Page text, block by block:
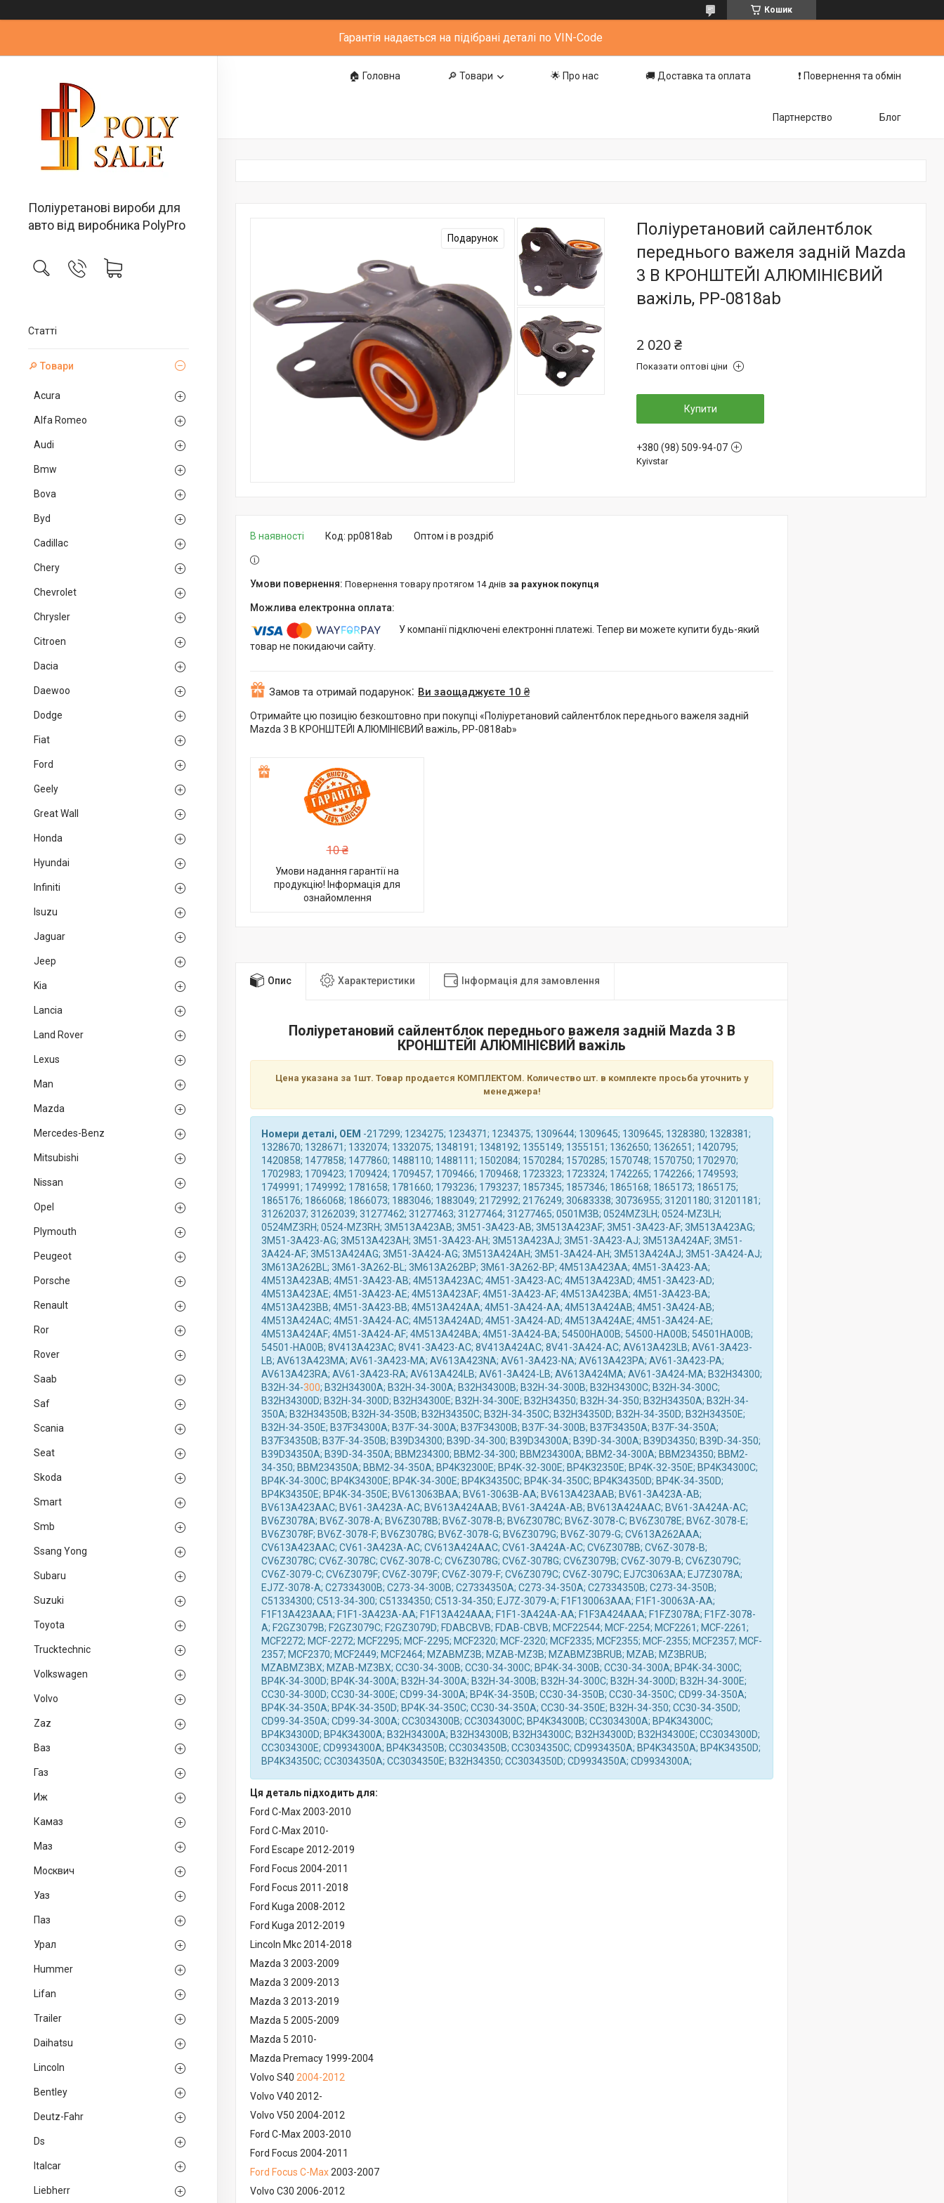
Кошик
Гарантія надається на підібрані деталі по VIN-Code
Поліуретанові вироби для
авто від виробника PolyPro
Статті
🔎 Товари
Acura
Alfa Romeo
Audi
Bmw
Bova
Byd
Cadillac
Chery
Chevrolet
Chrysler
Citroen
Dacia
Daewoo
Dodge
Fiat
Ford
Geely
Great Wall
Honda
Hyundai
Infiniti
Isuzu
Jaguar
Jeep
Kia
Lancia
Land Rover
Lexus
Man
Mazda
Mercedes-Benz
Mitsubishi
Nissan
Opel
Plymouth
Peugeot
Porsche
Renault
Ror
Rover
Saab
Saf
Scania
Seat
Skoda
Smart
Smb
Ssang Yong
Subaru
Suzuki
Toyota
Trucktechnic
Volkswagen
Volvo
Zaz
Ваз
Газ
Иж
Камаз
Маз
Москвич
Уаз
Паз
Урал
Hummer
Lifan
Trailer
Daihatsu
Lincoln
Bentley
Deutz-Fahr
Ds
Italcar
Liebherr
🏠 Головна 🔎 Товари 🌟 Про нас 🚚 Доставка та оплата ❗️ Повернення та обмін
Партнерство Блог
Подарунок
Поліуретановий сайлентблок
переднього важеля задній Mazda
3 В КРОНШТЕЙІ АЛЮМІНІЄВИЙ
важіль, PP-0818ab
2 020 ₴
Показати оптові ціни
Купити
+380 (98) 509-94-07
Kyivstar
В наявності Оптом і в роздріб
Код: pp0818ab
повернення товару протягом 14 днів за рахунок покупця
У компанії підключені електронні платежі. Тепер ви можете купити будь-який
товар не покидаючи сайту.
Замов та отримай подарунок Ви заощаджуєте 10 ₴
Отримайте цю позицію безкоштовно при покупці «Поліуретановий сайлентблок переднього важеля задній
Mazda 3 В КРОНШТЕЙІ АЛЮМІНІЄВИЙ важіль, PP-0818ab»
10 ₴
Умови надання гарантії на
продукцію! Інформація для
ознайомлення
Опис Характеристики Інформація для замовлення
Поліуретановий сайлентблок переднього важеля задній Mazda 3 В
КРОНШТЕЙІ АЛЮМІНІЄВИЙ важіль
Цена указана за 1шт. Товар продается КОМПЛЕКТОМ. Количество шт. в комплекте просьба уточнить у
менеджера!
Номери деталі, OEM -217299; 1234275; 1234371; 1234375; 1309644; 1309645; 1309645; 1328380; 1328381;
1328670; 1328671; 1332074; 1332075; 1348191; 1348192; 1355149; 1355151; 1362650; 1362651; 1420795;
1420858; 1477858; 1477860; 1488110; 1488111; 1502084; 1570284; 1570285; 1570748; 1570750; 1702970;
1702983; 1709423; 1709424; 1709457; 1709466; 1709468; 1723323; 1723324; 1742265; 1742266; 1749593;
1749991; 1749992; 1781658; 1781660; 1793236; 1793237; 1857345; 1857346; 1865168; 1865173; 1865175;
1865176; 1866068; 1866073; 1883046; 1883049; 2172992; 2176249; 30683338; 30736955; 31201180; 31201181;
31262037; 31262039; 31277462; 31277463; 31277464; 31277465; 0501M3B; 0524MZ3LH; 0524-MZ3LH;
0524MZ3RH; 0524-MZ3RH; 3M513A423AB; 3M51-3A423-AB; 3M513A423AF; 3M51-3A423-AF; 3M513A423AG;
3M51-3A423-AG; 3M513A423AH; 3M51-3A423-AH; 3M513A423AJ; 3M51-3A423-AJ; 3M513A424AF; 3M51-
3A424-AF; 3M513A424AG; 3M51-3A424-AG; 3M513A424AH; 3M51-3A424-AH; 3M513A424AJ; 3M51-3A424-AJ;
3M613A262BL; 3M61-3A262-BL; 3M613A262BP; 3M61-3A262-BP; 4M513A423AA; 4M51-3A423-AA;
4M513A423AB; 4M51-3A423-AB; 4M513A423AC; 4M51-3A423-AC; 4M513A423AD; 4M51-3A423-AD;
4M513A423AE; 4M51-3A423-AE; 4M513A423AF; 4M51-3A423-AF; 4M513A423BA; 4M51-3A423-BA;
4M513A423BB; 4M51-3A423-BB; 4M513A424AA; 4M51-3A424-AA; 4M513A424AB; 4M51-3A424-AB;
4M513A424AC; 4M51-3A424-AC; 4M513A424AD; 4M51-3A424-AD; 4M513A424AE; 4M51-3A424-AE;
4M513A424AF; 4M51-3A424-AF; 4M513A424BA; 4M51-3A424-BA; 54500HA00B; 54500-HA00B; 54501HA00B;
54501-HA00B; 8V413A423AC; 8V41-3A423-AC; 8V413A424AC; 8V41-3A424-AC; AV613A423LB; AV61-3A423-
LB; AV613A423MA; AV61-3A423-MA; AV613A423NA; AV61-3A423-NA; AV613A423PA; AV61-3A423-PA;
AV613A423RA; AV61-3A423-RA; AV613A424LB; AV61-3A424-LB; AV613A424MA; AV61-3A424-MA; B32H34300;
B32H-34-300; B32H34300A; B32H-34-300A; B32H34300B; B32H-34-300B; B32H34300C; B32H-34-300C;
B32H34300D; B32H-34-300D; B32H34300E; B32H-34-300E; B32H34350; B32H-34-350; B32H34350A; B32H-34-
350A; B32H34350B; B32H-34-350B; B32H34350C; B32H-34-350C; B32H34350D; B32H-34-350D; B32H34350E;
B32H-34-350E; B37F34300A; B37F-34-300A; B37F34300B; B37F-34-300B; B37F34350A; B37F-34-350A;
B37F34350B; B37F-34-350B; B39D34300; B39D-34-300; B39D34300A; B39D-34-300A; B39D34350; B39D-34-350;
B39D34350A; B39D-34-350A; BBM234300; BBM2-34-300; BBM234300A; BBM2-34-300A; BBM234350; BBM2-
34-350; BBM234350A; BBM2-34-350A; BP4K32300E; BP4K-32-300E; BP4K32350E; BP4K-32-350E; BP4K34300C;
BP4K-34-300C; BP4K34300E; BP4K-34-300E; BP4K34350C; BP4K-34-350C; BP4K34350D; BP4K-34-350D;
BP4K34350E; BP4K-34-350E; BV613063BAA; BV61-3063B-AA; BV613A423AAB; BV61-3A423A-AB;
BV613A423AAC; BV61-3A423A-AC; BV613A424AAB; BV61-3A424A-AB; BV613A424AAC; BV61-3A424A-AC;
BV6Z3078A; BV6Z-3078-A; BV6Z3078B; BV6Z-3078-B; BV6Z3078C; BV6Z-3078-C; BV6Z3078E; BV6Z-3078-E;
BV6Z3078F; BV6Z-3078-F; BV6Z3078G; BV6Z-3078-G; BV6Z3079G; BV6Z-3079-G; CV613A262AAA;
CV613A423AAC; CV61-3A423A-AC; CV613A424AAC; CV61-3A424A-AC; CV6Z3078B; CV6Z-3078-B;
CV6Z3078C; CV6Z-3078C; CV6Z-3078-C; CV6Z3078G; CV6Z-3078G; CV6Z3079B; CV6Z-3079-B; CV6Z3079C;
CV6Z-3079-C; CV6Z3079F; CV6Z-3079F; CV6Z-3079-F; CV6Z3079С; CV6Z-3079С; EJ7C3063AA; EJ7Z3078A;
EJ7Z-3078-A; C27334300B; C273-34-300B; C27334350A; C273-34-350A; C27334350B; C273-34-350B;
C51334300; C513-34-300; C51334350; C513-34-350; EJ7Z-3079-A; F1F130063AAA; F1F1-30063A-AA;
F1F13A423AAA; F1F1-3A423A-AA; F1F13A424AAA; F1F1-3A424A-AA; F1F3A424AAA; F1FZ3078A; F1FZ-3078-
A; F2GZ3079B; F2GZ3079C; F2GZ3079D; FDABCBVB; FDAB-CBVB; MCF22544; MCF-2254; MCF2261; MCF-2261;
MCF2272; MCF-2272; MCF2295; MCF-2295; MCF2320; MCF-2320; MCF2335; MCF2355; MCF-2355; MCF2357; MCF-
2357; MCF2370; MCF2449; MCF2464; MZABMZ3B; MZAB-MZ3B; MZABMZ3BRUB; MZAB; MZ3BRUB;
MZABMZ3BX; MZAB-MZ3BX; CC30-34-300B; CC30-34-300C; BP4K-34-300B; CC30-34-300A; BP4K-34-300C;
BP4K-34-300D; BP4K-34-300A; B32H-34-300A; B32H-34-300B; B32H-34-300C; B32H-34-300D; B32H-34-300E;
CC30-34-300D; CC30-34-300E; CD99-34-300A; BP4K-34-350B; CC30-34-350B; CC30-34-350C; CD99-34-350A;
BP4K-34-350A; BP4K-34-350D; BP4K-34-350C; CC30-34-350A; CC30-34-350E; B32H-34-350; CC30-34-350D;
CD99-34-350A; CD99-34-300A; CC3034300B; CC3034300C; BP4K34300B; CC3034300A; BP4K34300C;
BP4K34300D; BP4K34300A; B32H34300A; B32H34300B; B32H34300C; B32H34300D; B32H34300E; CC3034300D;
CC3034300E; CD9934300A; BP4K34350B; CC3034350B; CC3034350C; CD9934350A; BP4K34350A; BP4K34350D;
BP4K34350C; CC3034350A; CC3034350E; B32H34350; CC3034350D; CD9934350A; CD9934300A;
Ця деталь підходить для:
Ford C-Max 2003-2010
Ford C-Max 2010-
Ford Escape 2012-2019
Ford Focus 2004-2011
Ford Focus 2011-2018
Ford Kuga 2008-2012
Ford Kuga 2012-2019
Lincoln Mkc 2014-2018
Mazda 3 2003-2009
Mazda 3 2009-2013
Mazda 3 2013-2019
Mazda 5 2005-2009
Mazda 5 2010-
Mazda Premacy 1999-2004
Volvo S40 2004-2012
Volvo V40 2012-
Volvo V50 2004-2012
Ford C-Max 2003-2010
Ford Focus 2004-2011
Ford Focus C-Max2003-2007
Volvo C30 2006-2012